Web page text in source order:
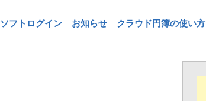
フトログイン お知らせ クラウド円簿の使い方